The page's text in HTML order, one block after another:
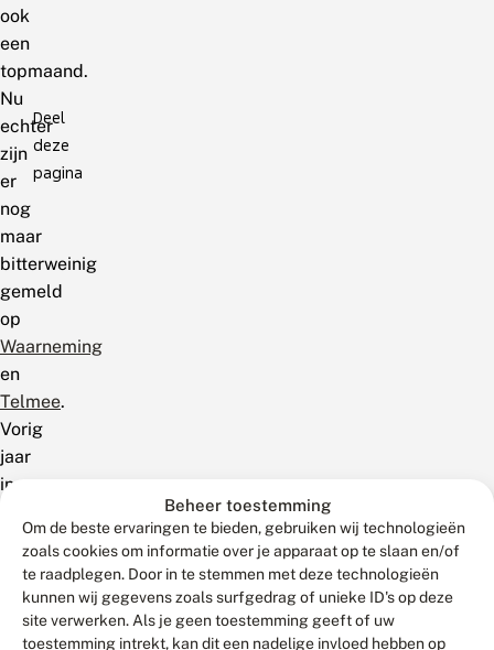
Beheer toestemming
Om de beste ervaringen te bieden, gebruiken wij technologieën
zoals cookies om informatie over je apparaat op te slaan en/of
te raadplegen. Door in te stemmen met deze technologieën
kunnen wij gegevens zoals surfgedrag of unieke ID's op deze
site verwerken. Als je geen toestemming geeft of uw
toestemming intrekt, kan dit een nadelige invloed hebben op
ook
een
topmaand.
Nu
echter
zijn
er
nog
maar
bitterweinig
gemeld
op
Waarneming
en
Telmee.
Vorig
jaar
in
meer
dan
6000
Deel
deze
pagina